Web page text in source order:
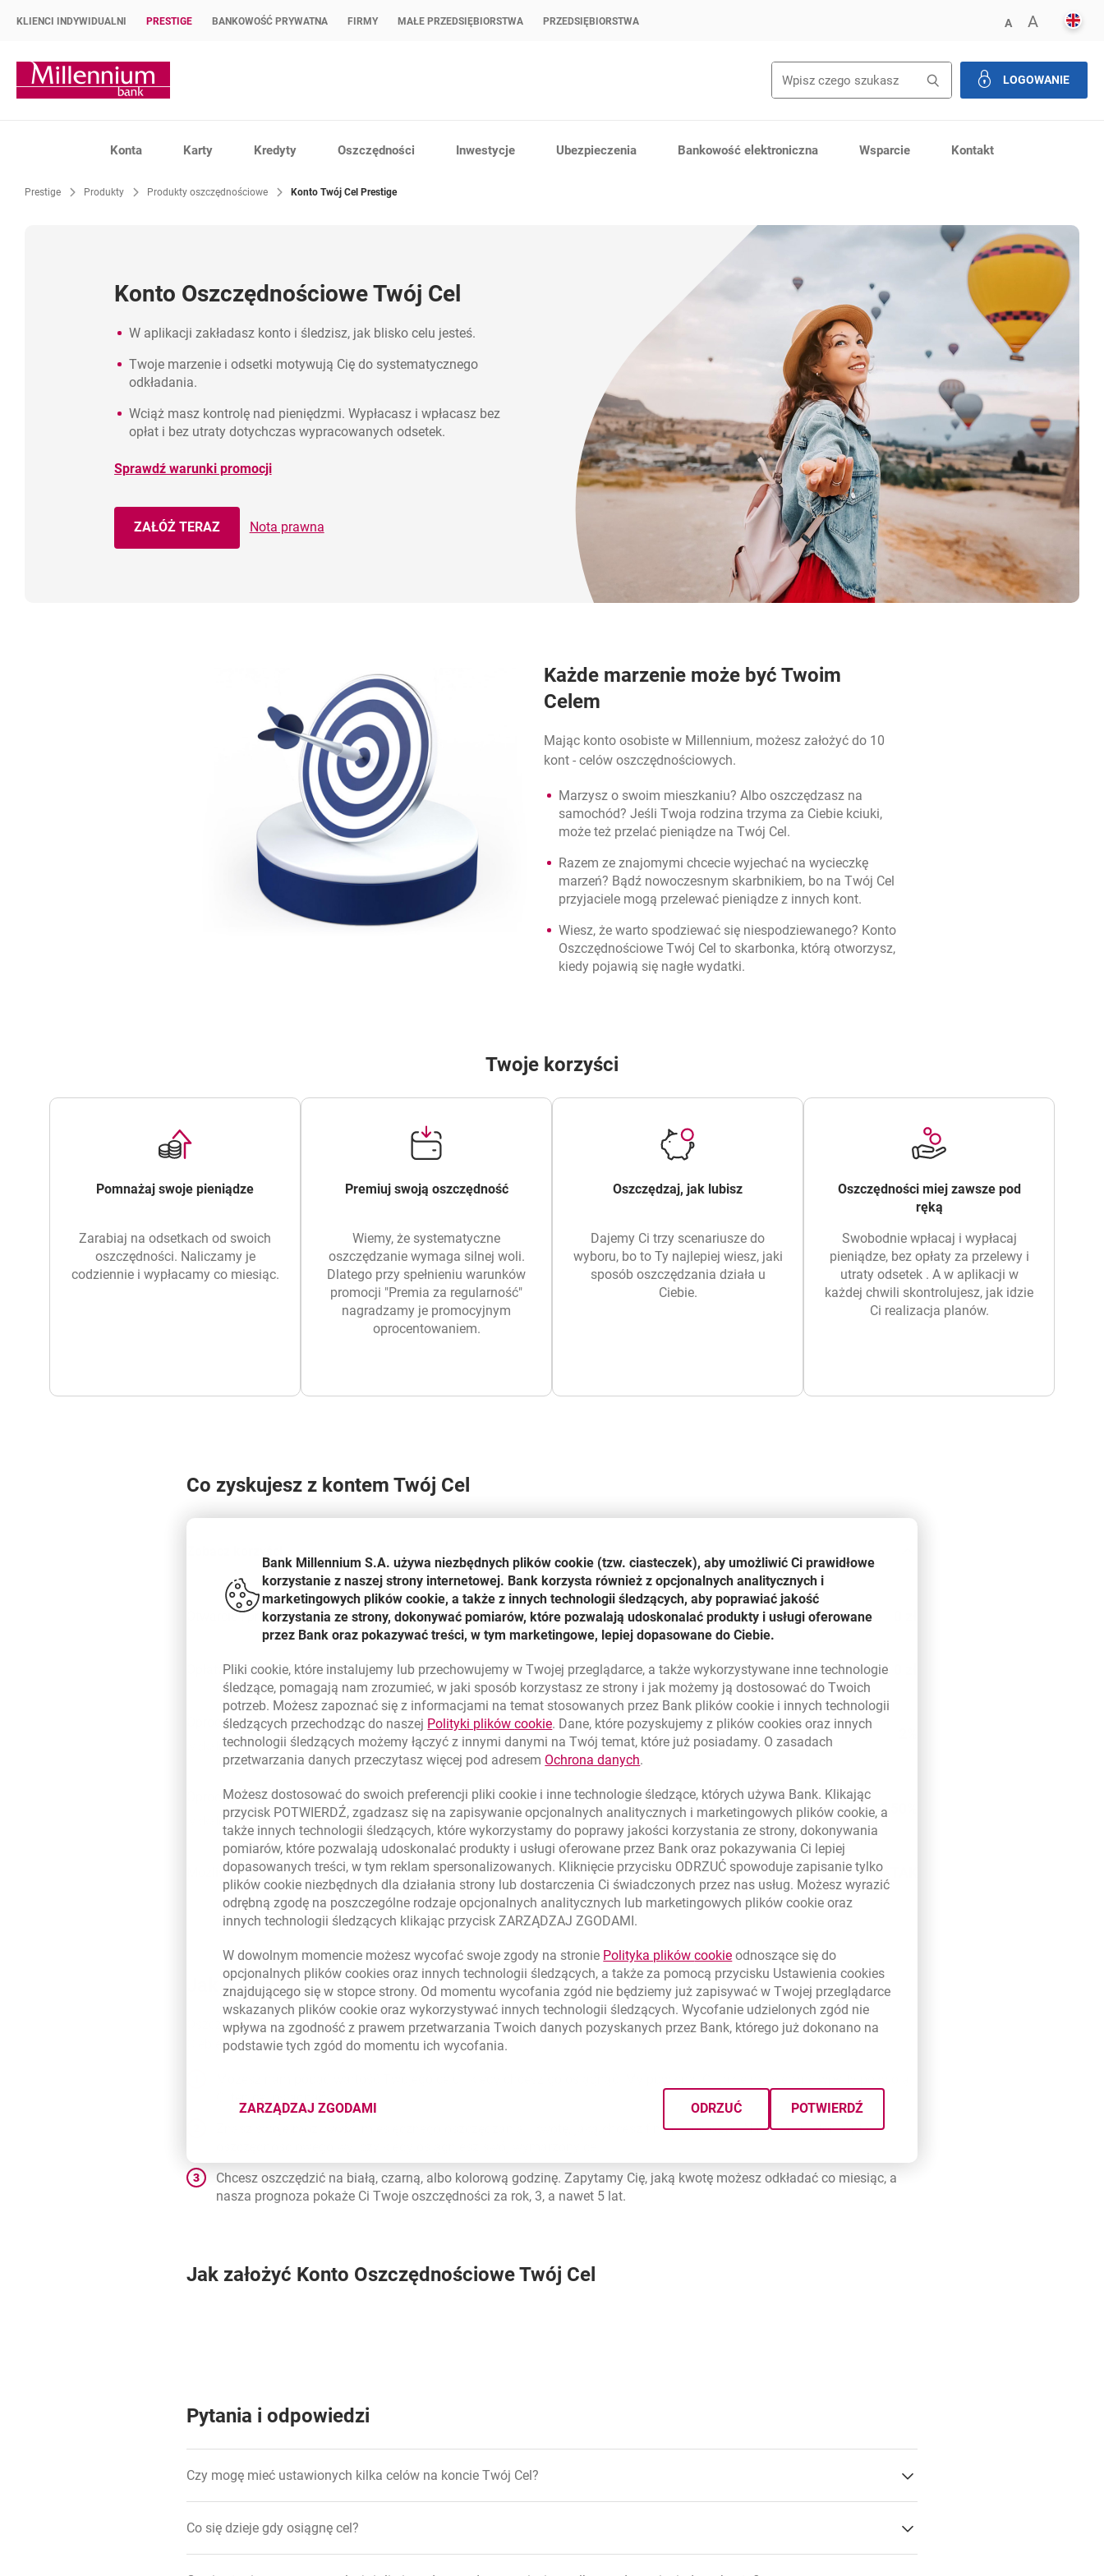
KLIENCI INDYWIDUALNI PRESTIGE BANKOWOŚĆ PRYWATNA FIRMY MAŁE PRZEDSIĘBIORSTWA PRZEDSIĘBIORSTWA AZMNIEJSZ FONT
A
Strona główna Bank Millennium
LOGOWANIE
Konta Karty Kredyty Oszczędności Inwestycje Ubezpieczenia Bankowość elektroniczna Wsparcie Kontakt
Prestige Produkty Produkty oszczędnościowe Konto Twój Cel Prestige
Konto Oszczędnościowe Twój Cel
W aplikacji zakładasz konto i śledzisz, jak blisko celu jesteś.
Twoje marzenie i odsetki motywują Cię do systematycznego
odkładania.
Wciąż masz kontrolę nad pieniędzmi. Wypłacasz i wpłacasz bez
opłat i bez utraty dotychczas wypracowanych odsetek.
Sprawdź warunki promocji
Premia za regularność
ZAŁÓŻ TERAZ
KONTO OSZCZĘDNOŚCIOWE TWÓJ CEL
Nota prawna
Każde marzenie może być Twoim
Celem
Mając konto osobiste w Millennium, możesz założyć do 10
kont - celów oszczędnościowych.
Marzysz o swoim mieszkaniu? Albo oszczędzasz na
samochód? Jeśli Twoja rodzina trzyma za Ciebie kciuki,
może też przelać pieniądze na Twój Cel.
Razem ze znajomymi chcecie wyjechać na wycieczkę
marzeń? Bądź nowoczesnym skarbnikiem, bo na Twój Cel
przyjaciele mogą przelewać pieniądze z innych kont.
Wiesz, że warto spodziewać się niespodziewanego? Konto
Oszczędnościowe Twój Cel to skarbonka, którą otworzysz,
kiedy pojawią się nagłe wydatki.
Twoje korzyści
Pomnażaj swoje pieniądze
Zarabiaj na odsetkach od swoich
oszczędności. Naliczamy je
codziennie i wypłacamy co miesiąc.
Premiuj swoją oszczędność
Wiemy, że systematyczne
oszczędzanie wymaga silnej woli.
Dlatego przy spełnieniu warunków
promocji "Premia za regularność"
nagradzamy je promocyjnym
oprocentowaniem.
Oszczędzaj, jak lubisz
Dajemy Ci trzy scenariusze do
wyboru, bo to Ty najlepiej wiesz, jaki
sposób oszczędzania działa u
Ciebie.
Oszczędności miej zawsze pod
ręką
Swobodnie wpłacaj i wypłacaj
pieniądze, bez opłaty za przelewy i
utraty odsetek . A w aplikacji w
każdej chwili skontrolujesz, jak idzie
Ci realizacja planów.
Co zyskujesz z kontem Twój Cel
Otwarcie i prowadzenie konta oszczędnościowego
Opłata za wpłaty i wypłaty
Oprocentowanie promocyjne
w skali roku
Oprocentowanie standardowe
w skali roku
0,50%
Możliwość edycji celu w dowolnym momencie
Jak oszczędzasz pieniądze?
Oszczędzaj, jak lubisz. Dajemy Ci trzy scenariusze oszczędzania do wyboru, bo to Ty najlepiej wiesz, jaki sposób działa u
Ciebie.
Znasz swoje możliwości miesięcznego oszczędzania i kwotę, jaką chcesz finalnie odłożyć. Nasz kalkulator konta
Chcesz oszczędzić na białą, czarną, albo kolorową godzinę. Zapytamy Cię, jaką kwotę możesz odkładać co miesiąc, a
nasza prognoza pokaże Ci Twoje oszczędności za rok, 3, a nawet 5 lat.
Jak założyć Konto Oszczędnościowe Twój Cel
Pytania i odpowiedzi
Czy mogę mieć ustawionych kilka celów na koncie Twój Cel?
Co się dzieje gdy osiągnę cel?
Bank Millennium S.A. używa niezbędnych plikówcookie (tzw. ciasteczek), aby umożliwić Ci prawidłowe
korzystanie z naszej strony internetowej. Bank korzysta również z opcjonalnych analitycznych i
marketingowych plików cookie, a także z innych technologii śledzących, aby poprawiać jakość
korzystania ze strony, dokonywać pomiarów, które pozwalają udoskonalać produkty i usługi oferowane
przez Bank oraz pokazywać treści, w tym marketingowe, lepiej dopasowane do Ciebie.
Plikicookie, które instalujemy lub przechowujemy w Twojej przeglądarce, a także wykorzystywane inne technologie
śledzące, pomagają nam zrozumieć, w jaki sposób korzystasz ze strony i jak możemy ją dostosować do Twoich
potrzeb. Możesz zapoznać się z informacjami na temat stosowanych przez Bank plikówcookie i innych technologii
śledzących przechodząc do naszej Polityki plikówcookielink otwiera się w nowym oknie
. Dane, które pozyskujemy z plikówcookies oraz innych
technologii śledzących możemy łączyć z innymi danymi na Twój temat, które już posiadamy. O zasadach
przetwarzania danych przeczytasz więcej pod adresem Ochrona danych.
Możesz dostosować do swoich preferencji plikicookie i inne technologie śledzące, których używa Bank. Klikając
przycisk POTWIERDŹ, zgadzasz się na zapisywanie opcjonalnych analitycznych i marketingowych plikówcookie, a
także innych technologii śledzących, które wykorzystamy do poprawy jakości korzystania ze strony, dokonywania
pomiarów, które pozwalają udoskonalać produkty i usługi oferowane przez Bank oraz pokazywania Ci lepiej
dopasowanych treści, w tym reklam spersonalizowanych. Kliknięcie przycisku ODRZUĆ spowoduje zapisanie tylko
plikówcookie niezbędnych dla działania strony lub dostarczenia Ci świadczonych przez nas usług. Możesz wyrazić
odrębną zgodę na poszczególne rodzaje opcjonalnych analitycznych lub marketingowych plikówcookie oraz
innych technologii śledzących klikając przycisk ZARZĄDZAJ ZGODAMI.
W dowolnym momencie możesz wycofać swoje zgody na stronie Polityka plikówcookielink otwiera się w nowym oknie
odnoszące się do
opcjonalnych plikówcookies oraz innych technologii śledzących, a także za pomocą przycisku Ustawieniacookies
znajdującego się w stopce strony. Od momentu wycofania zgód nie będziemy już zapisywać w Twojej przeglądarce
wskazanych plikówcookie oraz wykorzystywać innych technologii śledzących. Wycofanie udzielonych zgód nie
wpływa na zgodność z prawem przetwarzania Twoich danych pozyskanych przez Bank, którego już dokonano na
podstawie tych zgód do momentu ich wycofania.
ZARZĄDZAJ ZGODAMI
DOTYCZĄCYMI PLIKÓW
ODRZUĆ POTWIERDŹ